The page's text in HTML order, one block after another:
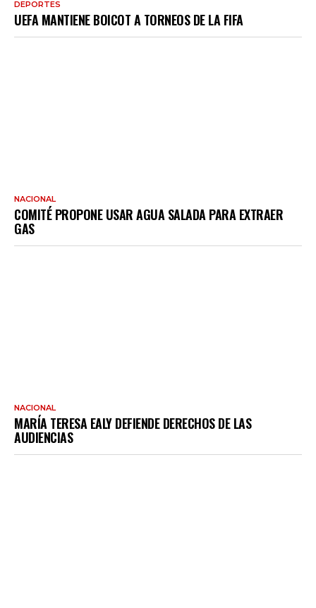
DEPORTES
UEFA MANTIENE BOICOT A TORNEOS DE LA FIFA
NACIONAL
COMITÉ PROPONE USAR AGUA SALADA PARA EXTRAER
GAS
NACIONAL
MARÍA TERESA EALY DEFIENDE DERECHOS DE LAS
AUDIENCIAS